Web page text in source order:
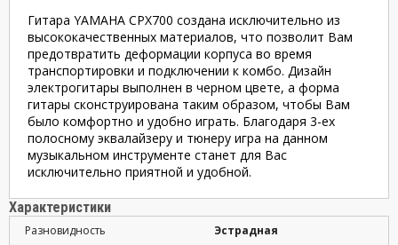
Гитара YAMAHA CPX700 создана исключительно из
высококачественных материалов, что позволит Вам
предотвратить деформации корпуса во время
транспортировки и подключении к комбо. Дизайн
электрогитары выполнен в черном цвете, а форма
гитары сконструирована таким образом, чтобы Вам
было комфортно и удобно играть. Благодаря 3-ех
полосному эквалайзеру и тюнеру игра на данном
музыкальном инструменте станет для Вас
исключительно приятной и удобной.
Характеристики
Разновидность
Эстрадная